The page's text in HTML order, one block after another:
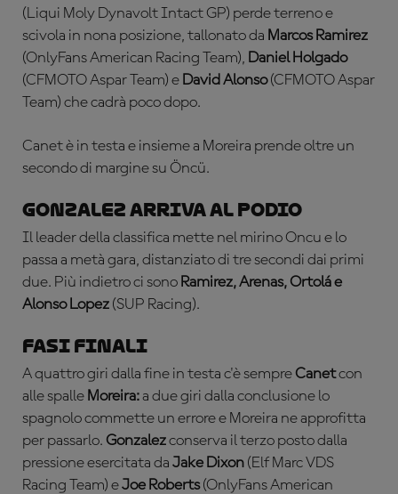
(Liqui Moly Dynavolt Intact GP) perde terreno e
scivola in nona posizione, tallonato da Marcos Ramirez
(OnlyFans American Racing Team), Daniel Holgado
(CFMOTO Aspar Team) e David Alonso(CFMOTO Aspar
Team) che cadrà poco dopo.
Canet è in testa e insieme a Moreira prende oltre un
secondo di margine su Öncü.
Gonzalez arriva al podio
Il leader della classifica mette nel mirino Oncu e lo
passa a metà gara, distanziato di tre secondi dai primi
due. Più indietro ci sono Ramirez, Arenas, Ortolá e
Alonso Lopez (SUP Racing).
Fasi finali
A quattro giri dalla fine in testa c'è sempre Canetcon
alle spalle Moreira:a due giri dalla conclusione lo
spagnolo commette un errore e Moreira ne approfitta
per passarlo. Gonzalezconserva il terzo posto dalla
pressione esercitata da Jake Dixon (Elf Marc VDS
Racing Team) eJoe Roberts(OnlyFans American